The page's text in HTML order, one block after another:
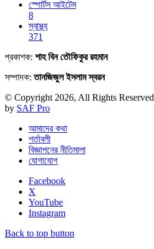
স্পোর্টস আইটেম
8
স্বাস্থ্য
371
প্রকাশক: শাহ বিন তৌফিকুর রহমান
সম্পাদক:তানজিজুল ইসলাম স্বরন
© Copyright 2026, All Rights Reserved
by SAF Pro
আমাদের কথা
শর্তাবলী
বিজ্ঞাপনের নীতিমালা
যোগাযোগ
Facebook
X
YouTube
Instagram
Back to top button